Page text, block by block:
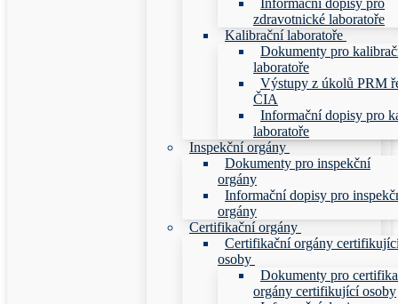
Informační dopisy pro
zdravotnické laboratoře
Kalibrační laboratoře
Dokumenty pro
laboratoře
Výstupy z úkolů PRM
ČIA
Informační dopisy pro
laboratoře
Inspekční orgány
Dokumenty pro inspekční
orgány
Informační dopisy pro
orgány
Certifikační orgány
Certifikační orgány
osoby
Dokumenty pro
orgány certifikující osoby